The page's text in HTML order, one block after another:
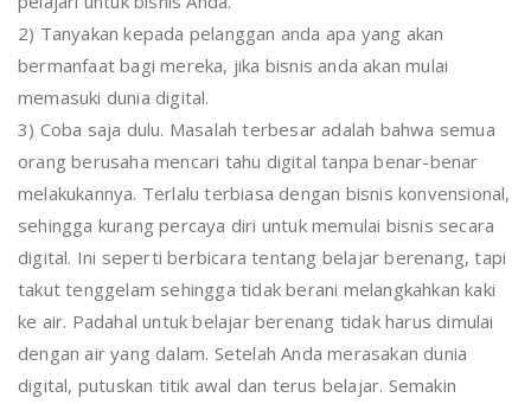
2) Tanyakan kepada pelanggan anda apa yang akan
bermanfaat bagi mereka, jika bisnis anda akan mulai
memasuki dunia digital.
3) Coba saja dulu. Masalah terbesar adalah bahwa semua
orang berusaha mencari tahu digital tanpa benar-benar
melakukannya. Terlalu terbiasa dengan bisnis konvensional,
sehingga kurang percaya diri untuk memulai bisnis secara
digital. Ini seperti berbicara tentang belajar berenang, tapi
takut tenggelam sehingga tidak berani melangkahkan kaki
ke air. Padahal untuk belajar berenang tidak harus dimulai
dengan air yang dalam. Setelah Anda merasakan dunia
digital, putuskan titik awal dan terus belajar. Semakin